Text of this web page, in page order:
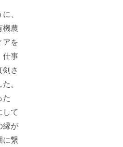
、
機農
アを
仕事
さ
。
た
して
縁が
に繋